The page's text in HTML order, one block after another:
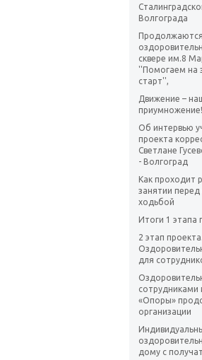
Волгограда
сквере им.8
''Помогаем на
старт'',
Движение –
приумножение!
Об интервью
проекта
Светлане
- Волгоград
Как проходит
занятии перед
ходьбой
Итоги 1 этапа
2 этап проекта.
для
«Опоры»
организации
дому с